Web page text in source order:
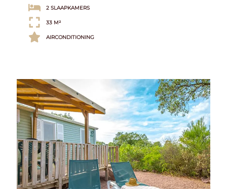
2 SLAAPKAMERS
33 M²
AIRCONDITIONING